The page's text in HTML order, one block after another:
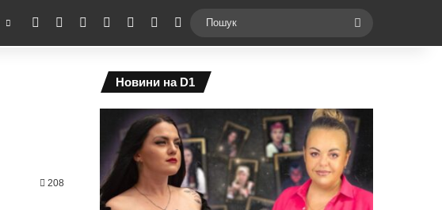
RSS Facebook YouTubeInstagramTelegramSwitch skin
208
Новини на D1